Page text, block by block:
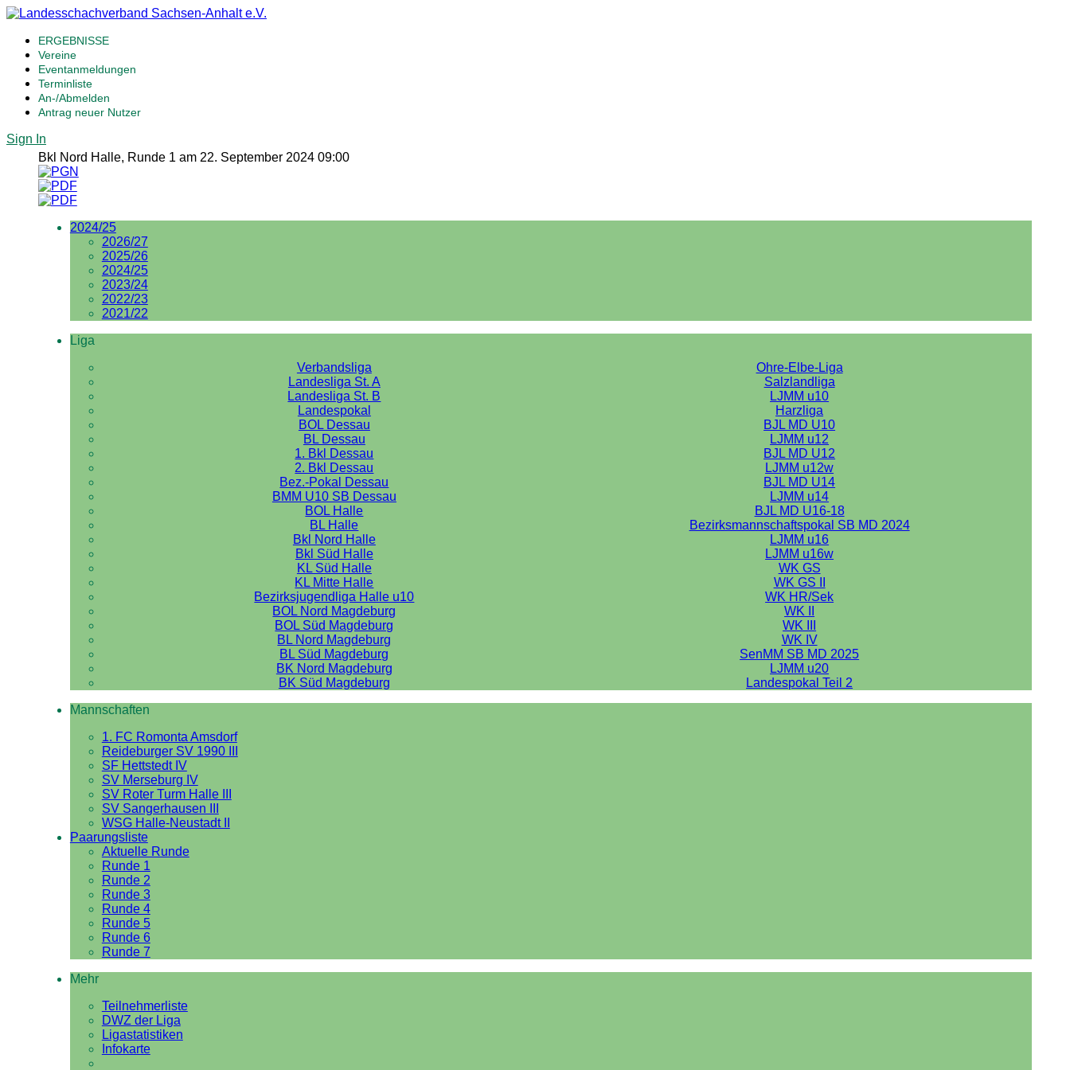
ERGEBNISSE
Vereine
Eventanmeldungen
Terminliste
An-/Abmelden
Antrag neuer Nutzer
Sign In
Bkl Nord Halle, Runde 1 am 22. September 2024 09:00
2024/25
2026/27
2025/26
2024/25
2023/24
2022/23
2021/22
Liga
Verbandsliga
Ohre-Elbe-Liga
Landesliga St. A
Salzlandliga
Landesliga St. B
LJMM u10
Landespokal
Harzliga
BOL Dessau
BJL MD U10
BL Dessau
LJMM u12
1. Bkl Dessau
BJL MD U12
2. Bkl Dessau
LJMM u12w
Bez.-Pokal Dessau
BJL MD U14
BMM U10 SB Dessau
LJMM u14
BOL Halle
BJL MD U16-18
BL Halle
Bezirksmannschaftspokal SB MD 2024
Bkl Nord Halle
LJMM u16
Bkl Süd Halle
LJMM u16w
KL Süd Halle
WK GS
KL Mitte Halle
WK GS II
Bezirksjugendliga Halle u10
WK HR/Sek
BOL Nord Magdeburg
WK II
BOL Süd Magdeburg
WK III
BL Nord Magdeburg
WK IV
BL Süd Magdeburg
SenMM SB MD 2025
BK Nord Magdeburg
LJMM u20
BK Süd Magdeburg
Landespokal Teil 2
Mannschaften
1. FC Romonta Amsdorf
Reideburger SV 1990 III
SF Hettstedt IV
SV Merseburg IV
SV Roter Turm Halle III
SV Sangerhausen III
WSG Halle-Neustadt II
Paarungsliste
Aktuelle Runde
Runde 1
Runde 2
Runde 3
Runde 4
Runde 5
Runde 6
Runde 7
Mehr
Teilnehmerliste
DWZ der Liga
Ligastatistiken
Infokarte